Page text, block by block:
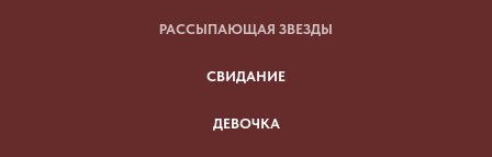
РАССЫПАЮЩАЯ ЗВЕЗДЫ
СВИДАНИЕ
ДЕВОЧКА